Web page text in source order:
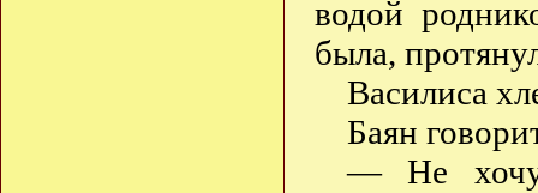
водой
была,
Василиса
Баян
— Не